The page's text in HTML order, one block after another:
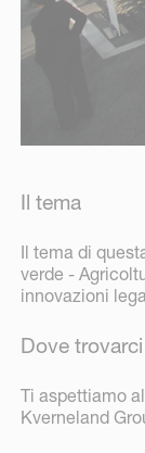
Il tema
Il tema di
verde -
innovazioni
Dove trovarci
Ti aspettiamo
Kverneland